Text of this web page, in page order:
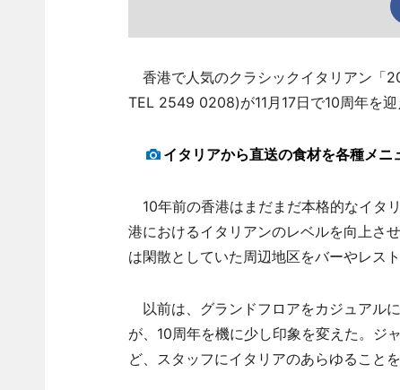
香港で人気のクラシックイタリアン
TEL 2549 0208)が11月17日で10周年を迎
イタリアから直送の食材を各種メニ
10年前の香港はまだまだ本格的なイタ
港におけるイタリアンのレベルを向上さ
は閑散としていた周辺地区をバーやレス
以前は、グランドフロアをカジュアル
が、10周年を機に少し印象を変えた。ジ
ど、スタッフにイタリアのあらゆること